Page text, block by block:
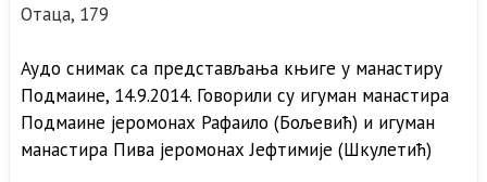
Отаца, 179
Аудо снимак са представљања књиге у манастиру
Подмаине, 14.9.2014. Говорили су игуман манастира
Подмаине јеромонах Рафаило (Бољевић) и игуман
манастира Пива јеромонах Јефтимије (Шкулетић)